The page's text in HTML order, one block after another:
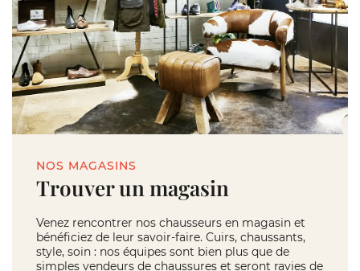
NOS MAGASINS
Trouver un magasin
Venez rencontrer nos chausseurs en magasin et
bénéficiez de leur savoir-faire. Cuirs, chaussants,
style, soin : nos équipes sont bien plus que de
simples vendeurs de chaussures et seront ravies de